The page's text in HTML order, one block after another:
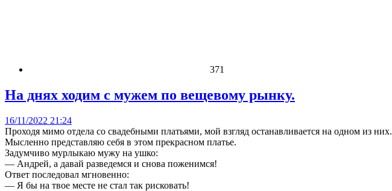
371
На днях ходим с мужем по вещевому рынку.
16/11/2022 21:24
Проходя мимо отдела со свадебными платьями, мой взгляд останавливается на одном из них.
Мысленно представляю себя в этом прекрасном платье.
Задумчиво мурлыкаю мужу на ушко:
— Андрей, а давай разведемся и снова поженимся!
Ответ последовал мгновенно:
— Я бы на твое месте не стал так рисковать!